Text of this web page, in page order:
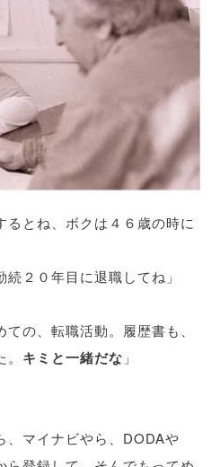
るとね、ボクは４６歳の時に
２０年目に退職してね」
の、転職活動。履歴書も、
キミと一緒だな 」
、マイナビやら、DODAや